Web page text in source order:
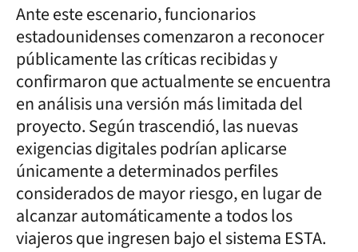
Ante este escenario, funcionarios
estadounidenses comenzaron a reconocer
públicamente las críticas recibidas y
confirmaron que actualmente se encuentra
en análisis una versión más limitada del
proyecto. Según trascendió, las nuevas
exigencias digitales podrían aplicarse
únicamente a determinados perfiles
considerados de mayor riesgo, en lugar de
alcanzar automáticamente a todos los
viajeros que ingresen bajo el sistema ESTA.